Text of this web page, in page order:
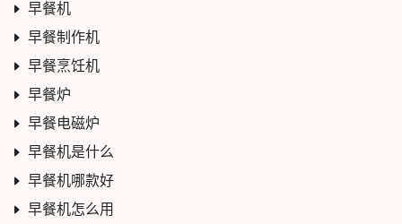
早餐机
早餐制作机
早餐烹饪机
早餐炉
早餐电磁炉
早餐机是什么
早餐机哪款好
早餐机怎么用